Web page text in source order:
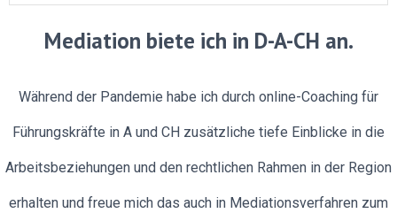
Mediation biete ich in D-A-CH an.
Während der Pandemie habe ich durch online-Coaching für
Führungskräfte in A und CH zusätzliche tiefe Einblicke in die
Arbeitsbeziehungen und den rechtlichen Rahmen in der Region
erhalten und freue mich das auch in Mediationsverfahren zum